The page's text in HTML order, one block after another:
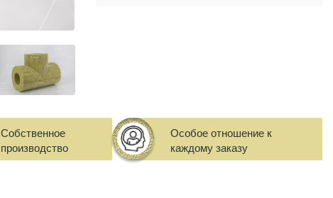
Собственное
производство
Особое отношение к
каждому заказу